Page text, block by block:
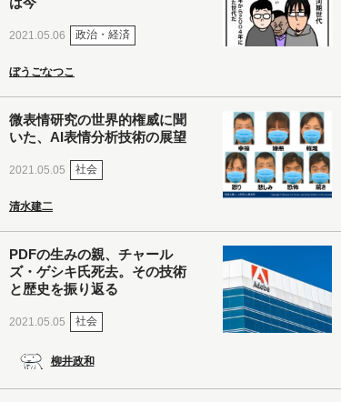
2021.05.06 政治・経済
ぼうごなつこ
微表情研究の世界的権威に聞
いた、AI表情分析技術の展望
2021.05.05 社会
清水建二
PDFの生みの親、チャール
ズ・ゲシキ氏死去。その技術
と歴史を振り返る
2021.05.05 社会
柳井政和